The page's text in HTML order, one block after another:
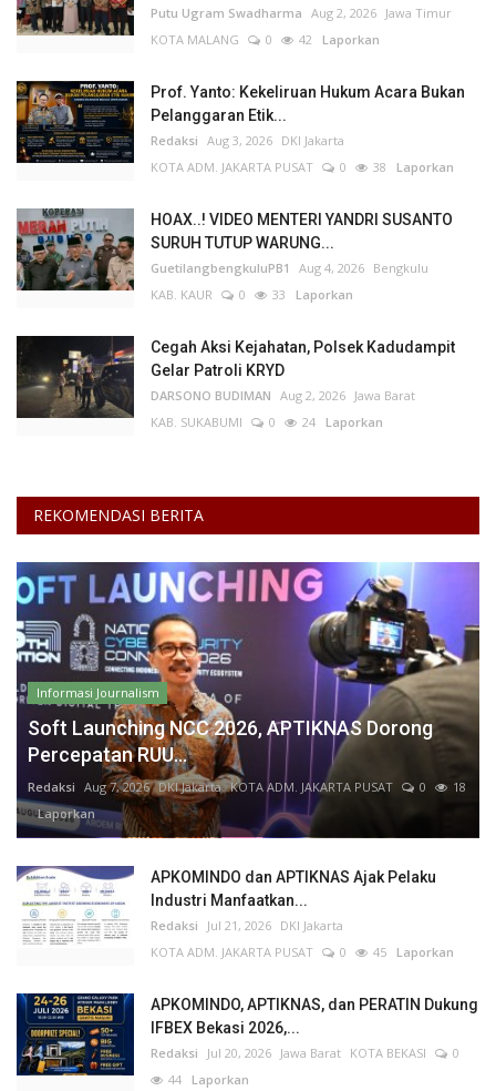
Putu Ugram Swadharma Aug 2, 2026 Jawa Timur
KOTA MALANG
0 42 Laporkan
Prof. Yanto: Kekeliruan Hukum Acara Bukan
Pelanggaran Etik...
Redaksi Aug 3, 2026 DKI Jakarta
KOTA ADM. JAKARTA PUSAT
0 38 Laporkan
HOAX..! VIDEO MENTERI YANDRI SUSANTO
SURUH TUTUP WARUNG...
GuetilangbengkuluPB1 Aug 4, 2026 Bengkulu
KAB. KAUR
0 33 Laporkan
Cegah Aksi Kejahatan, Polsek Kadudampit
Gelar Patroli KRYD
DARSONO BUDIMAN Aug 2, 2026 Jawa Barat
KAB. SUKABUMI
0 24 Laporkan
REKOMENDASI BERITA
Informasi Journalism
Soft Launching NCC 2026, APTIKNAS Dorong
Percepatan RUU...
Redaksi Aug 7, 2026 DKI Jakarta KOTA ADM. JAKARTA PUSAT 0
18
Laporkan
APKOMINDO dan APTIKNAS Ajak Pelaku
Industri Manfaatkan...
Redaksi Jul 21, 2026 DKI Jakarta
KOTA ADM. JAKARTA PUSAT
0 45 Laporkan
APKOMINDO, APTIKNAS, dan PERATIN Dukung
IFBEX Bekasi 2026,...
Redaksi Jul 20, 2026 Jawa Barat KOTA BEKASI
0
44 Laporkan